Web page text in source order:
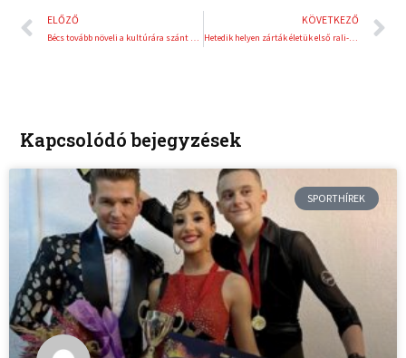
Előző
ELŐZŐ KÖVETKEZŐ
Hetedik helyen zárták életük első rali-Eb szezonját Vogelék
Kapcsolódó bejegyzések
SPORTHÍREK